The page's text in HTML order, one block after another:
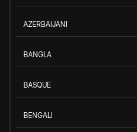
AZERBAIJANI
BANGLA
BASQUE
BENGALI